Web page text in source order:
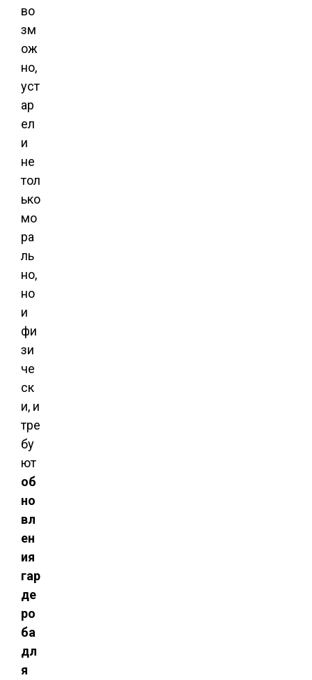
во
зм
ож
но,
уст
ар
ел
и
не
тол
ько
мо
ра
ль
но,
но
и
фи
зи
че
ск
и, и
тре
бу
ют
об
но
вл
ен
ия
гар
де
ро
ба
дл
я